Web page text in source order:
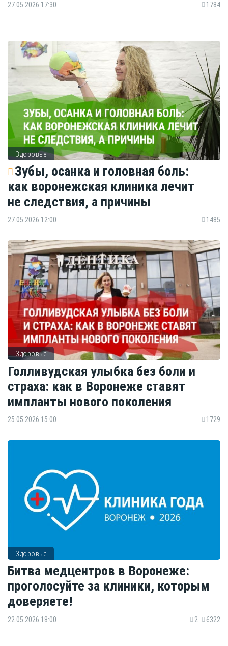
27.05.2026 17:30 1784
Здоровье
Зубы, осанка и головная боль:
как воронежская клиника лечит
не следствия, а причины
27.05.2026 12:00 1485
Здоровье
Голливудская улыбка без боли и
страха: как в Воронеже ставят
импланты нового поколения
25.05.2026 15:00 1729
Здоровье
Битва медцентров в Воронеже:
проголосуйте за клиники, которым
доверяете!
22.05.2026 18:00 2 6322